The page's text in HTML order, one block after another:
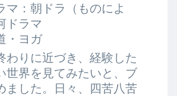
マ：朝ドラ（ものによ
ドラマ
・ヨガ
わりに近づき、経験した
世界を見てみたいと、ブ
ました。日々、四苦八苦